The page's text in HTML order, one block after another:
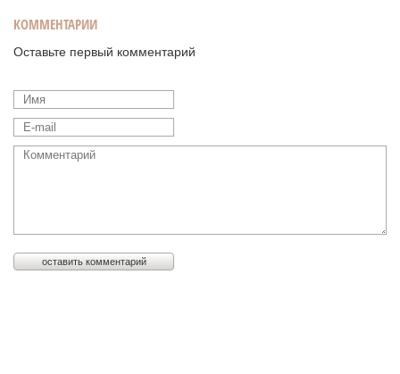
КОММЕНТАРИИ
Оставьте первый комментарий